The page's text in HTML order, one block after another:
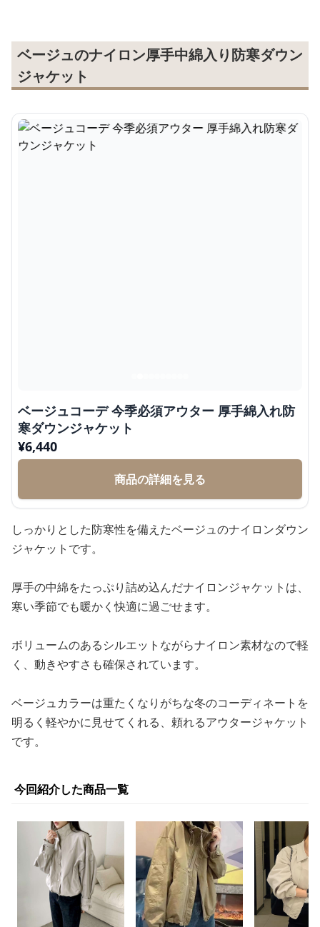
ベージュのナイロン厚手中綿入り防寒ダウン
ジャケット
ベージュコーデ 今季必須アウター 厚手綿入れ防
寒ダウンジャケット
¥6,440
商品の詳細を見る
しっかりとした防寒性を備えたベージュのナイロンダウン
ジャケットです。
厚手の中綿をたっぷり詰め込んだナイロンジャケットは、
寒い季節でも暖かく快適に過ごせます。
ボリュームのあるシルエットながらナイロン素材なので軽
く、動きやすさも確保されています。
ベージュカラーは重たくなりがちな冬のコーディネートを
明るく軽やかに見せてくれる、頼れるアウタージャケット
です。
今回紹介した商品一覧